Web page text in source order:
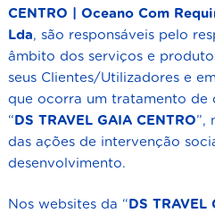
CENTRO | Oceano Com
Lda, são responsáveis pelo
âmbito dos serviços e
seus Clientes/Utilizadores e
que ocorra um tratamento de
“DS TRAVEL GAIA CENTRO”,
das ações de intervenção
desenvolvimento.
Nos websites da “DS TRAVEL